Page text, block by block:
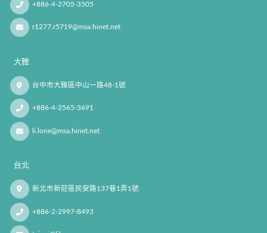
+886-4-2705-3505
r1277.r5719@msa.hinet.net
大雅
台中市大雅區中山一路48-1號
+886-4-2565-3691
li.lone@msa.hinet.net
台北
新北市新莊區民安路137巷1弄1號
+886-2-2997-8493